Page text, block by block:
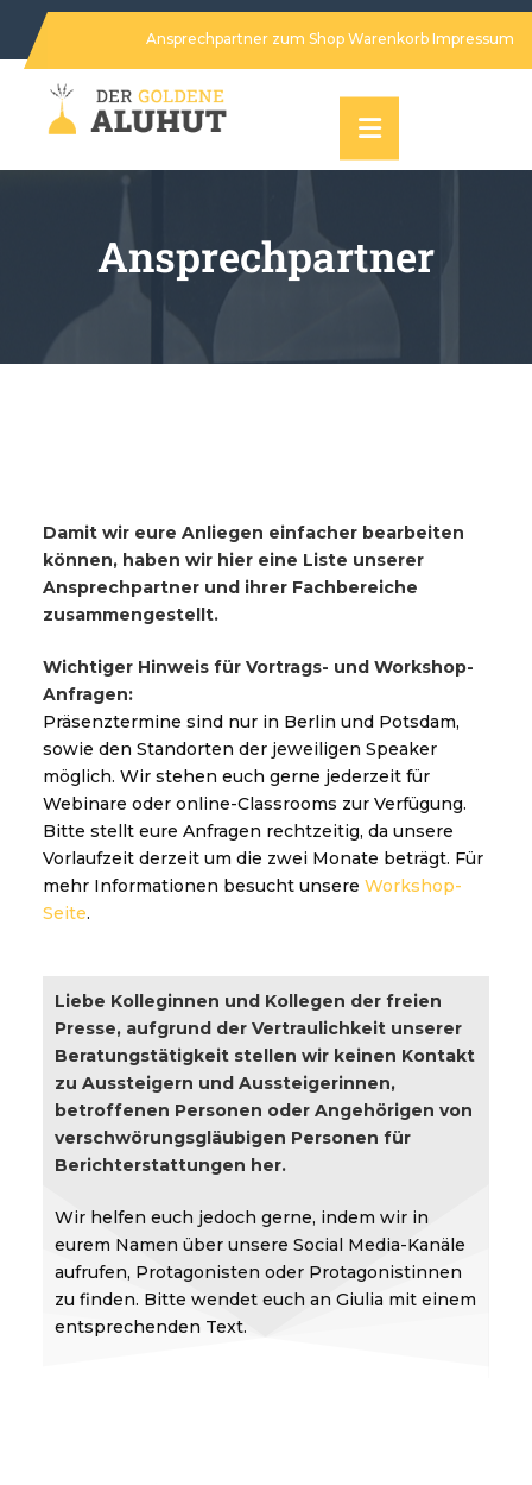
Ansprechpartner zum Shop Warenkorb Impressum
Ansprechpartner
Damit wir eure Anliegen einfacher bearbeiten
können, haben wir hier eine Liste unserer
Ansprechpartner und ihrer Fachbereiche
zusammengestellt.
Wichtiger Hinweis für Vortrags- und Workshop-
Anfragen:
Präsenztermine sind nur in Berlin und Potsdam,
sowie den Standorten der jeweiligen Speaker
möglich. Wir stehen euch gerne jederzeit für
Webinare oder online-Classrooms zur Verfügung.
Bitte stellt eure Anfragen rechtzeitig, da unsere
Vorlaufzeit derzeit um die zwei Monate beträgt. Für
mehr Informationen besucht unsereWorkshop-
Seite.
Liebe Kolleginnen und Kollegen der freien
Presse, aufgrund der Vertraulichkeit unserer
Beratungstätigkeit stellen wir keinen Kontakt
zu Aussteigern und Aussteigerinnen,
betroffenen Personen oder Angehörigen von
verschwörungsgläubigen Personen für
Berichterstattungen her.
Wir helfen euch jedoch gerne, indem wir in
eurem Namen über unsere Social Media-Kanäle
aufrufen, Protagonisten oder Protagonistinnen
zu finden. Bitte wendet euch an Giulia mit einem
entsprechenden Text.